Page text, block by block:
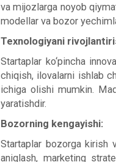
va mijozlarga noyob
modellar va bozor
Texnologiyani
Startaplar ko‘pincha
chiqish, ilovalarni ishlab
ichiga olishi mumkin.
yaratishdir.
Bozorning kengayishi:
Startaplar bozorga kirish
aniqlash, marketing